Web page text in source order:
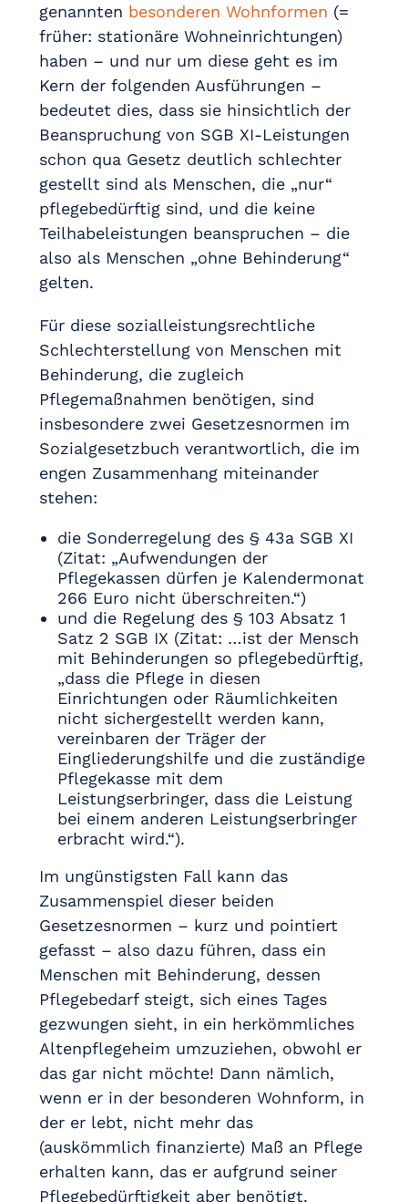
genannten besonderen Wohnformen (=
früher: stationäre Wohneinrichtungen)
haben – und nur um diese geht es im
Kern der folgenden Ausführungen –
bedeutet dies, dass sie hinsichtlich der
Beanspruchung von SGB XI-Leistungen
schon qua Gesetz deutlich schlechter
gestellt sind als Menschen, die „nur“
pflegebedürftig sind, und die keine
Teilhabeleistungen beanspruchen – die
also als Menschen „ohne Behinderung“
gelten.
Für diese sozialleistungsrechtliche
Schlechterstellung von Menschen mit
Behinderung, die zugleich
Pflegemaßnahmen benötigen, sind
insbesondere zwei Gesetzesnormen im
Sozialgesetzbuch verantwortlich, die im
engen Zusammenhang miteinander
stehen:
die Sonderregelung des § 43a SGB XI
(Zitat: „Aufwendungen der
Pflegekassen dürfen je Kalendermonat
266 Euro nicht überschreiten.“)
und die Regelung des § 103 Absatz 1
Satz 2 SGB IX (Zitat: …ist der Mensch
mit Behinderungen so pflegebedürftig,
„dass die Pflege in diesen
Einrichtungen oder Räumlichkeiten
nicht sichergestellt werden kann,
vereinbaren der Träger der
Eingliederungshilfe und die zuständige
Pflegekasse mit dem
Leistungserbringer, dass die Leistung
bei einem anderen Leistungserbringer
erbracht wird.“).
Im ungünstigsten Fall kann das
Zusammenspiel dieser beiden
Gesetzesnormen – kurz und pointiert
gefasst – also dazu führen, dass ein
Menschen mit Behinderung, dessen
Pflegebedarf steigt, sich eines Tages
gezwungen sieht, in ein herkömmliches
Altenpflegeheim umzuziehen, obwohl er
das gar nicht möchte! Dann nämlich,
wenn er in der besonderen Wohnform, in
der er lebt, nicht mehr das
(auskömmlich finanzierte) Maß an Pflege
erhalten kann, das er aufgrund seiner
Pflegebedürftigkeit aber benötigt.